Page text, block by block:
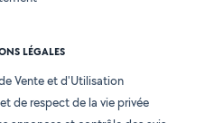
LÉGALES
Vente et d'Utilisation
de respect de la vie privée